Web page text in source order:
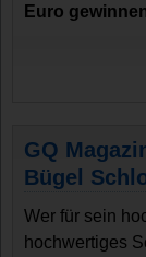
Euro
GQ
Bügel
Wer für sein
hochwertiges